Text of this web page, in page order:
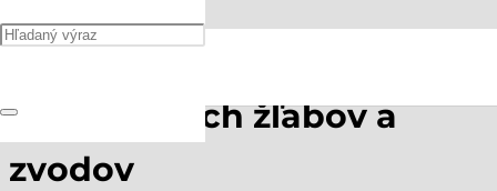
odkvapových žľabov a
zvodov